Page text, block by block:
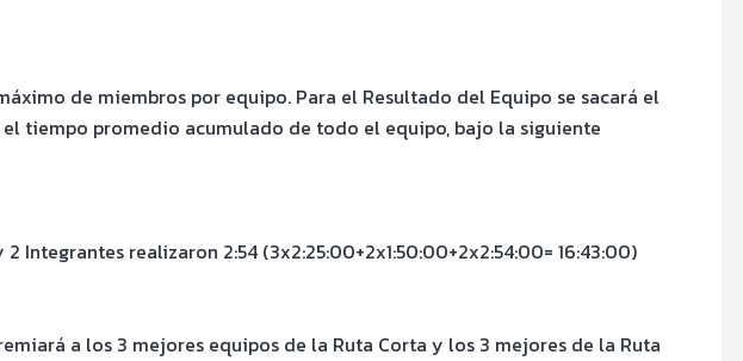
de miembros por equipo. Para el Resultado del Equipo se sacará el
tiempo promedio acumulado de todo el equipo, bajo la siguiente
Integrantes realizaron 2:54 (3x2:25:00+2x1:50:00+2x2:54:00= 16:43:00)
a los 3 mejores equipos de la Ruta Corta y los 3 mejores de la Ruta